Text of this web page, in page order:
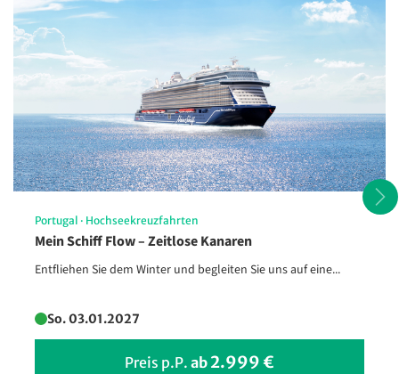
Der Petersdom in Rom mit der
Engelsbrücke
Bildmaterial: twentyonerome
Portugal · Hochseekreuzfahrten
Mein Schiff Flow – Zeitlose Kanaren
Entfliehen Sie dem Winter und begleiten Sie uns auf eine...
So. 03.01.2027
Preis p.P. ab 2.999 €